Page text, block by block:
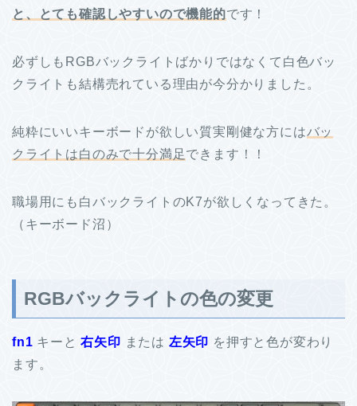
と、とても確認しやすいので機能的です！
必ずしもRGBバックライトばかりではなくて白色バッ
クライトも結構売れている理由が今分かりました。
純粋にいいキーボードが欲しい質実剛健な方にはバッ
クライトは白のみで十分満足できます！！
職場用にも白バックライトのK7が欲しくなってきた。
（キーボード沼）
RGBバックライトの色の変更
fn1 キーと右矢印 または 左矢印 を押すと色が変わり
ます。